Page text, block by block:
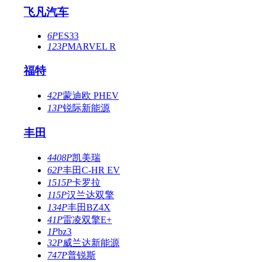
飞凡汽车
6PES33
123PMARVEL R
福特
42P蒙迪欧 PHEV
13P锐际新能源
丰田
4408P凯美瑞
62P丰田C-HR EV
1515P卡罗拉
115P汉兰达双擎
134P丰田BZ4X
41P雷凌双擎E+
1Pbz3
32P威兰达新能源
747P普锐斯